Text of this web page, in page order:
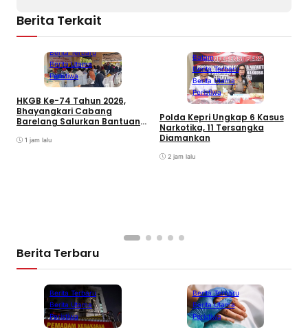
Berita Terkait
Berita Terbaru
Berita Utama
Peristiwa
HKGB Ke-74 Tahun 2026,
Bhayangkari Cabang
Barelang Salurkan Bantuan
Kesehatan di Pulau Lance
1 jam lalu
Batam
Berita Terbaru
Berita Utama
Peristiwa
Polda Kepri Ungkap 6 Kasus
Narkotika, 11 Tersangka
Diamankan
2 jam lalu
Berita Terbaru
Berita Terbaru
Berita Utama
Peristiwa
Berita Terbaru
Berita Utama
Peristiwa